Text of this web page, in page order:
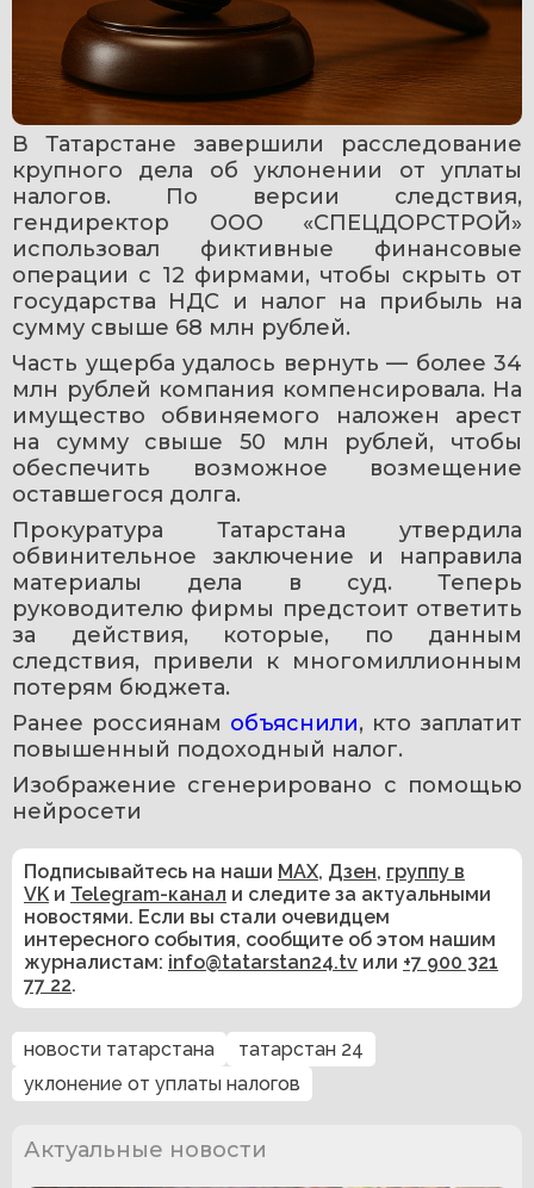
В Татарстане завершили расследование
крупного дела об уклонении от уплаты
налогов. По версии следствия,
гендиректор ООО «СПЕЦДОРСТРОЙ»
использовал фиктивные финансовые
операции с 12 фирмами, чтобы скрыть от
государства НДС и налог на прибыль на
сумму свыше 68 млн рублей.
Часть ущерба удалось вернуть — более 34
млн рублей компания компенсировала. На
имущество обвиняемого наложен арест
на сумму свыше 50 млн рублей, чтобы
обеспечить возможное возмещение
оставшегося долга.
Прокуратура Татарстана утвердила
обвинительное заключение и направила
материалы дела в суд. Теперь
руководителю фирмы предстоит ответить
за действия, которые, по данным
следствия, привели к многомиллионным
потерям бюджета.
Ранее россиянам объяснили, кто заплатит
повышенный подоходный налог.
Изображение сгенерировано с помощью
нейросети
Подписывайтесь на наши MAX, Дзен, группу в
VK и Telegram-канал и следите за актуальными
новостями. Если вы стали очевидцем
интересного события, сообщите об этом нашим
журналистам: info@tatarstan24.tv или +7 900 321
77 22.
новости татарстана
татарстан 24
уклонение от уплаты налогов
Актуальные новости